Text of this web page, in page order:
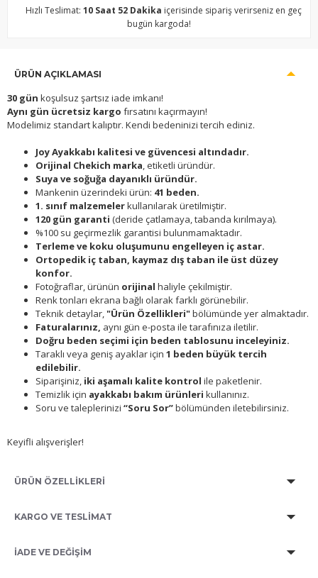
Hızlı Teslimat: 10 Saat 52 Dakika içerisinde sipariş verirseniz en geç
bugün kargoda!
ÜRÜN AÇIKLAMASI
30 gün koşulsuz şartsız iade imkanı!
Aynı gün ücretsiz kargo fırsatını kaçırmayın!
Modelimiz standart kalıptır. Kendi bedeninizi tercih ediniz.
Joy Ayakkabı kalitesi ve güvencesi altındadır.
Orijinal Chekich marka, etiketli üründür.
Suya ve soğuğa dayanıklı üründür.
Mankenin üzerindeki ürün: 41 beden.
1. sınıf malzemelerkullanılarak üretilmiştir.
120 gün garanti (deride çatlamaya, tabanda kırılmaya).
%100 su geçirmezlik garantisi bulunmamaktadır.
Terleme ve koku oluşumunu engelleyen iç astar.
Ortopedik iç taban, kaymaz dış taban ile üst düzey
konfor.
Fotoğraflar, ürünün orijinal haliyle çekilmiştir.
Renk tonları ekrana bağlı olarak farklı görünebilir.
Teknik detaylar,"Ürün Özellikleri"bölümünde yer almaktadır.
Faturalarınız, aynı gün e-posta ile tarafınıza iletilir.
Doğru beden seçimi için beden tablosunu inceleyiniz.
Taraklı veya geniş ayaklar için 1 beden büyük tercih
edilebilir.
Siparişiniz, iki aşamalı kalite kontrol ile paketlenir.
Temizlik için ayakkabı bakım ürünleri kullanınız.
Soru ve taleplerinizi “Soru Sor”bölümünden iletebilirsiniz.
Keyifli alışverişler!
ÜRÜN ÖZELLİKLERİ
KARGO VE TESLİMAT
İADE VE DEĞİŞİM